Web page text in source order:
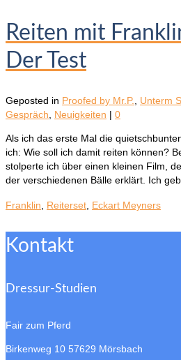
Reiten mit
Der Test
Geposted in Proofed by Mr.P. Unterm
Gespräch
Neuigkeiten | 0
Als ich das erste Mal die
ich: Wie soll ich damit reiten können?
stolperte ich über einen kleinen Film,
der verschiedenen Bälle erklärt. Ich
Franklin Reiterset Eckart Meyners
Kontakt
Dressur-Studien
Fair zum Pferd
Birkenweg 10 57629 Mörsbach